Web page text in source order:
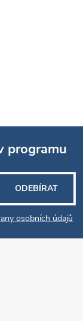
programu
osobních údajů
ODEBÍRAT